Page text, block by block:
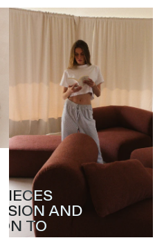
AND
TO
AND
TO